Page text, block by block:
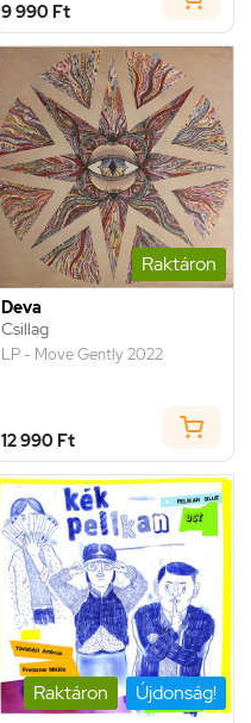
9 990 Ft
Raktáron
Deva
Csillag
LP - Move Gently 2022
12 990 Ft
Raktáron Újdonság!